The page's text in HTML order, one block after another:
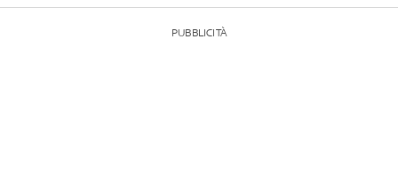
PUBBLICITÀ